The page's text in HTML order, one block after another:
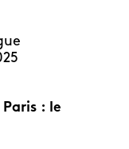
: le